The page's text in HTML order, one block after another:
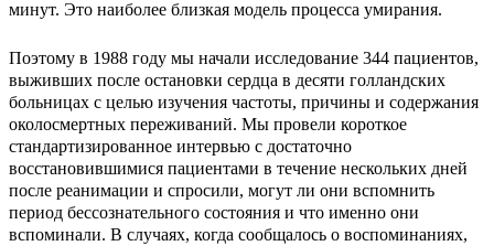
минут. Это наиболее близкая модель процесса умирания.
Поэтому в 1988 году мы начали исследование 344 пациентов,
выживших после остановки сердца в десяти голландских
больницах с целью изучения частоты, причины и содержания
околосмертных переживаний. Мы провели короткое
стандартизированное интервью с достаточно
восстановившимися пациентами в течение нескольких дней
после реанимации и спросили, могут ли они вспомнить
период бессознательного состояния и что именно они
вспоминали. В случаях, когда сообщалось о воспоминаниях,